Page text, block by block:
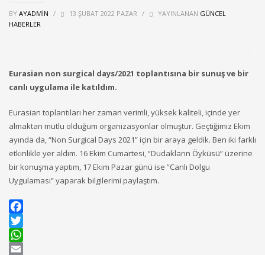
BY AYADMIN / 13 ŞUBAT 2022 PAZAR / YAYINLANAN GÜNCEL
HABERLER
Eurasian non surgical days/2021 toplantısına bir sunuş ve bir
canlı uygulama ile katıldım.
Eurasian toplantıları her zaman verimli, yüksek kaliteli, içinde yer
almaktan mutlu olduğum organizasyonlar olmuştur. Geçtiğimiz Ekim
ayında da, “Non Surgical Days 2021” için bir araya geldik. Ben iki farklı
etkinlikle yer aldım. 16 Ekim Cumartesi, “Dudakların Öyküsü” üzerine
bir konuşma yaptım, 17 Ekim Pazar günü ise “Canlı Dolgu
Uygulaması” yaparak bilgilerimi paylaştım.
Facebook
Twitter
WhatsApp